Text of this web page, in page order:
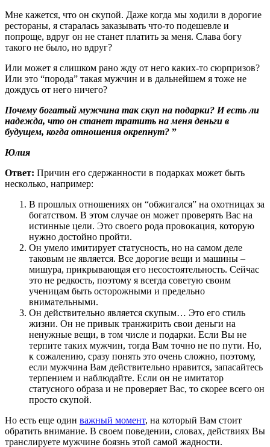
Мне кажется, что он скупой. Даже когда мы ходили в дорогие
рестораны, я старалась заказывать что-то подешевле и
попроще, вдруг он не станет платить за меня. Слава богу
такого не было, но вдруг?
Или может я слишком рано жду от него каких-то сюрпризов?
Или это “порода” такая мужчин и в дальнейшем я тоже не
дождусь от него ничего?
Почему богатый мужчина так скуп на подарки? И есть ли
надежда, что он станет тратить на меня деньги в
будущем, когда отношения окрепнут? ”
Юлия
Ответ: Причин его сдержанности в подарках может быть
несколько, например:
В прошлых отношениях он “обжигался” на охотницах за
богатством. В этом случае он может проверять Вас на
истинные цели. Это своего рода провокация, которую
нужно достойно пройти.
Он умело имитирует статусность, но на самом деле
таковым не является. Все дорогие вещи и машины –
мишура, прикрывающая его несостоятельность. Сейчас
это не редкость, поэтому я всегда советую своим
ученицам быть осторожными и предельно
внимательными.
Он действительно является скупым… Это его стиль
жизни. Он не привык транжирить свои деньги на
ненужные вещи, в том числе и подарки. Если Вы не
терпите таких мужчин, тогда Вам точно не по пути. Но,
к сожалению, сразу понять это очень сложно, поэтому,
если мужчина Вам действительно нравится, запасайтесь
терпением и наблюдайте. Если он не имитатор
статусного образа и не проверяет Вас, то скорее всего он
просто скупой.
Но есть еще один важный момент, на который Вам стоит
обратить внимание. В своем поведении, словах, действиях Вы
транслируете мужчине боязнь этой самой жадности.